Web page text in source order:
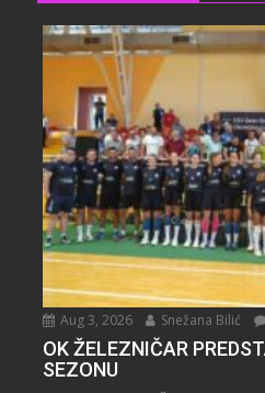
Aug 3, 2026 Snežana Bilić
OK ŽELEZNIČAR
SEZONU